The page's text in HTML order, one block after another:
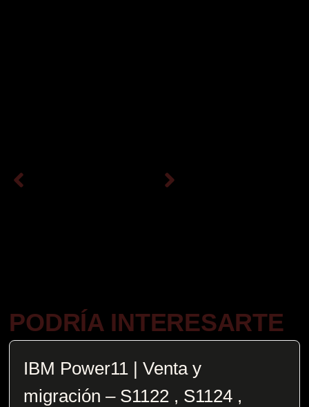
PODRÍA INTERESARTE
IBM Power11 | Venta y
migración – S1122 , S1124 ,